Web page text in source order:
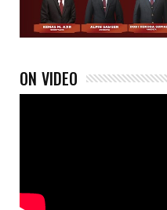
ON VIDEO